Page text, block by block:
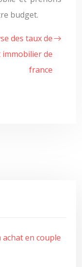
budget.
des taux de
immobilier de
france
en couple